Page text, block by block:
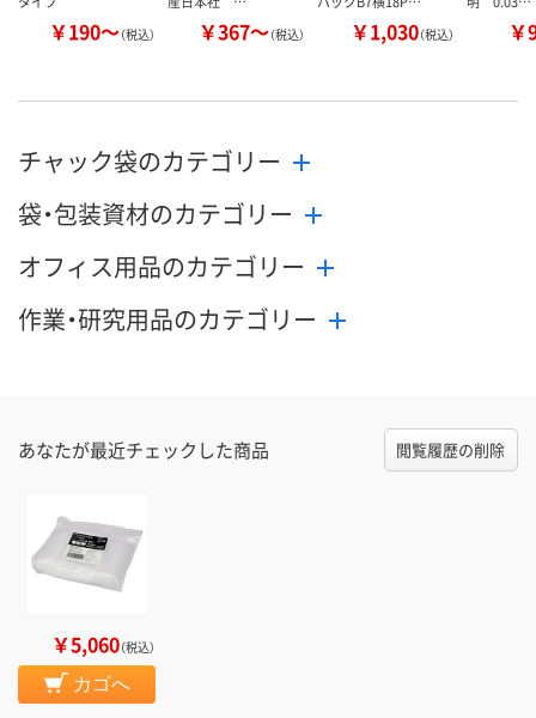
￥190～（税込） ￥367～（税込） ￥1,030（税込） ￥
チャック袋のカテゴリー
袋・包装資材のカテゴリー
オフィス用品のカテゴリー
作業・研究用品のカテゴリー
あなたが最近チェックした商品 閲覧履歴の削除
￥5,060（税込）
カゴへ